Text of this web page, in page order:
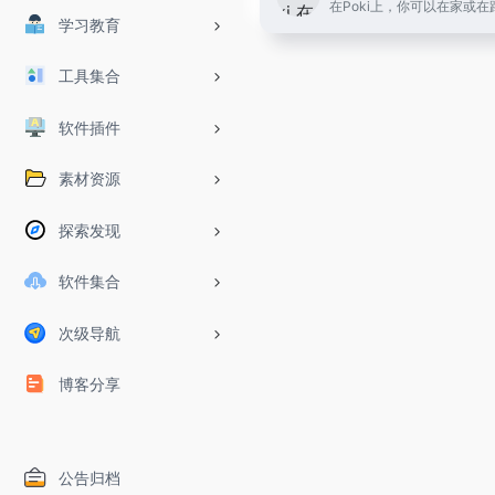
学习教育
工具集合
软件插件
素材资源
探索发现
软件集合
次级导航
博客分享
公告归档